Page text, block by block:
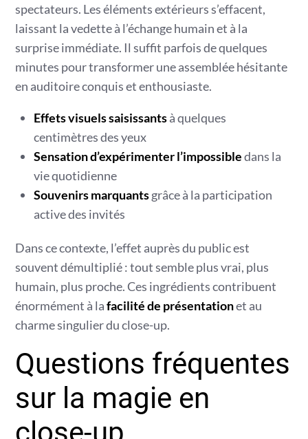
spectateurs. Les éléments extérieurs s’effacent,
laissant la vedette à l’échange humain et à la
surprise immédiate. Il suffit parfois de quelques
minutes pour transformer une assemblée hésitante
en auditoire conquis et enthousiaste.
Effets visuels saisissantsà quelques
centimètres des yeux
Sensation d’expérimenter l’impossibledans la
vie quotidienne
Souvenirs marquantsgrâce à la participation
active des invités
Dans ce contexte, l’effet auprès du public est
souvent démultiplié : tout semble plus vrai, plus
humain, plus proche. Ces ingrédients contribuent
énormément à lafacilité de présentationet au
charme singulier du close-up.
Questions fréquentes
sur la magie en